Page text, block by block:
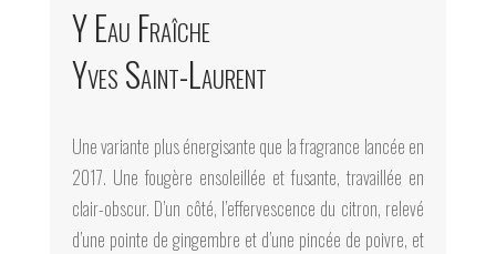
Y Eau Fraîche
Yves Saint-Laurent
Une variante plus énergisante que la fragrance lancée en
2017. Une fougère ensoleillée et fusante, travaillée en
clair-obscur. D’un côté, l’effervescence du citron, relevé
d’une pointe de gingembre et d’une pincée de poivre, et